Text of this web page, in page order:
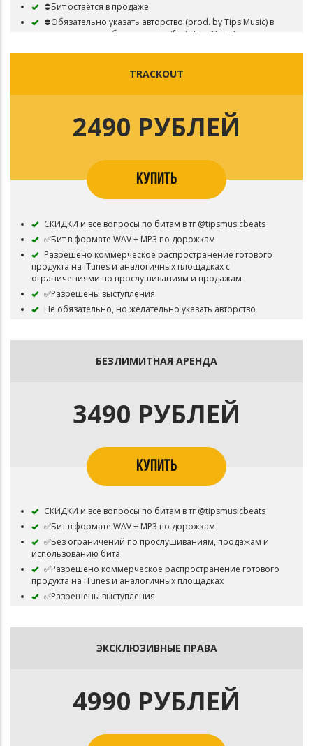
⛔Бит остаётся в продаже
⛔Обязательно указать авторство (prod. by Tips Music) в
названии трека, либо в артистах (feat. Tips Music)
TRACKOUT
2490 РУБЛЕЙ
КУПИТЬ
СКИДКИ и все вопросы по битам в тг @tipsmusicbeats
✅Бит в формате WAV + MP3 по дорожкам
Разрешено коммерческое распространение готового
продукта на iTunes и аналогичных площадках с
ограничениями по прослушиваниям и продажам
✅Разрешены выступления
Не обязательно, но желательно указать авторство
БЕЗЛИМИТНАЯ АРЕНДА
3490 РУБЛЕЙ
КУПИТЬ
СКИДКИ и все вопросы по битам в тг @tipsmusicbeats
✅Бит в формате WAV + MP3 по дорожкам
✅Без ограничений по прослушиваниям, продажам и
использованию бита
✅Разрешено коммерческое распространение готового
продукта на iTunes и аналогичных площадках
✅Разрешены выступления
⛔Бит остаётся в продаже
ЭКСКЛЮЗИВНЫЕ ПРАВА
4990 РУБЛЕЙ